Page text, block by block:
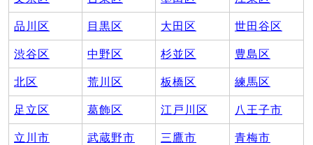
品川区 目黒区 大田区 世田谷区
渋谷区 中野区 杉並区 豊島区
北区 荒川区 板橋区 練馬区
足立区 葛飾区 江戸川区 八王子市
立川市 武蔵野市 三鷹市 青梅市